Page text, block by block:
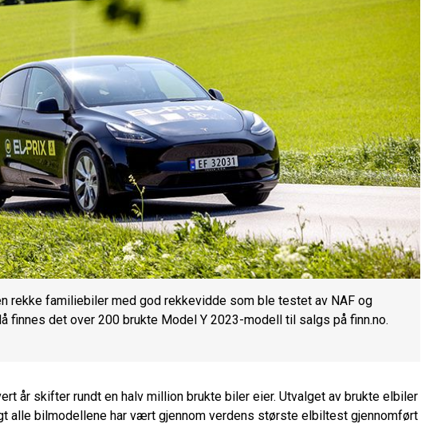
rekke familiebiler med god rekkevidde som ble testet av NAF og
finnes det over 200 brukte Model Y 2023-modell til salgs på finn.no.
år skifter rundt en halv million brukte biler eier. Utvalget av brukte elbiler
alle bilmodellene har vært gjennom verdens største elbiltest gjennomført